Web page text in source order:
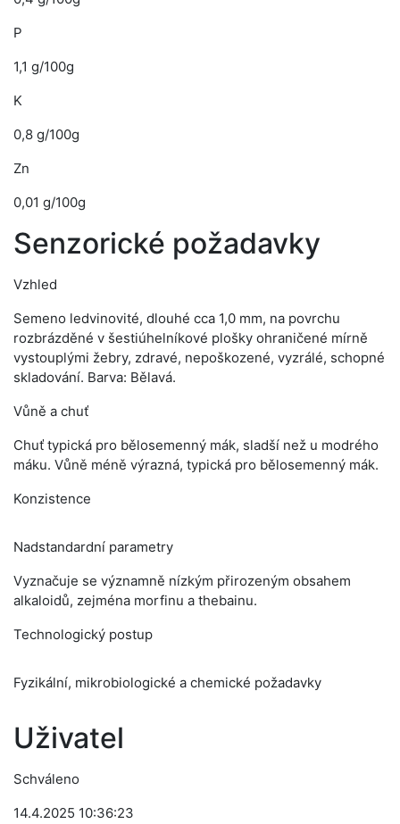
P
1,1 g/100g
K
0,8 g/100g
Zn
0,01 g/100g
Senzorické požadavky
Vzhled
Semeno ledvinovité, dlouhé cca 1,0 mm, na povrchu
rozbrázděné v šestiúhelníkové plošky ohraničené mírně
vystouplými žebry, zdravé, nepoškozené, vyzrálé, schopné
skladování. Barva: Bělavá.
Vůně a chuť
Chuť typická pro bělosemenný mák, sladší než u modrého
máku. Vůně méně výrazná, typická pro bělosemenný mák.
Konzistence
Nadstandardní parametry
Vyznačuje se významně nízkým přirozeným obsahem
alkaloidů, zejména morfinu a thebainu.
Technologický postup
Fyzikální, mikrobiologické a chemické požadavky
Uživatel
Schváleno
14.4.2025 10:36:23